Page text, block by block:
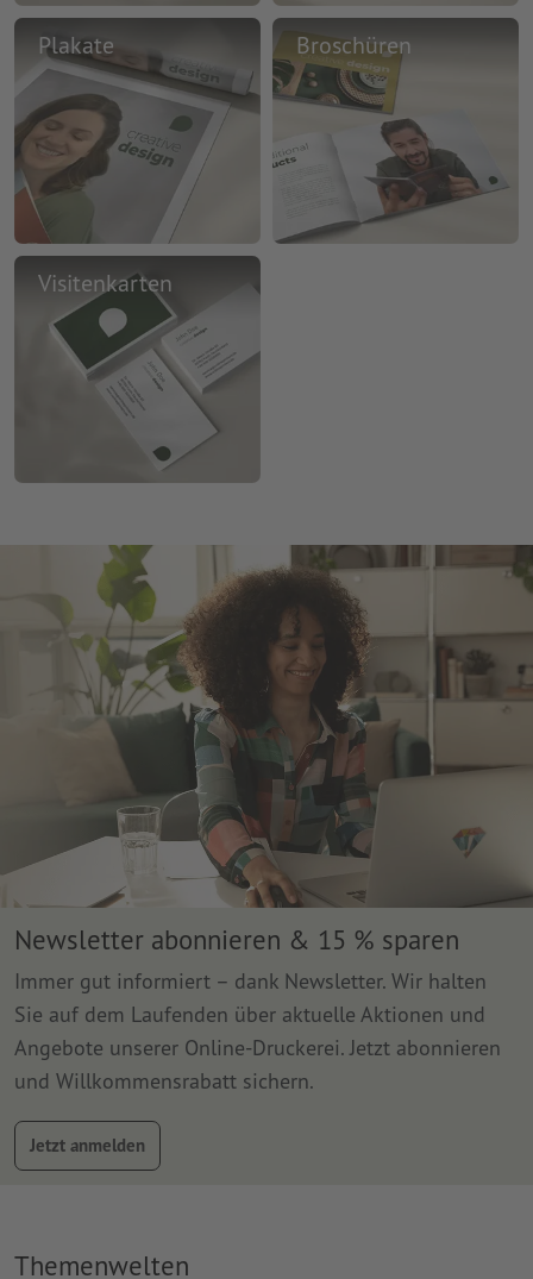
Plakate Broschüren
Visitenkarten
Newsletter abonnieren & 15 % sparen
Immer gut informiert – dank Newsletter. Wir halten
Sie auf dem Laufenden über aktuelle Aktionen und
Angebote unserer Online-Druckerei. Jetzt abonnieren
und Willkommensrabatt sichern.
Jetzt anmelden
Themenwelten